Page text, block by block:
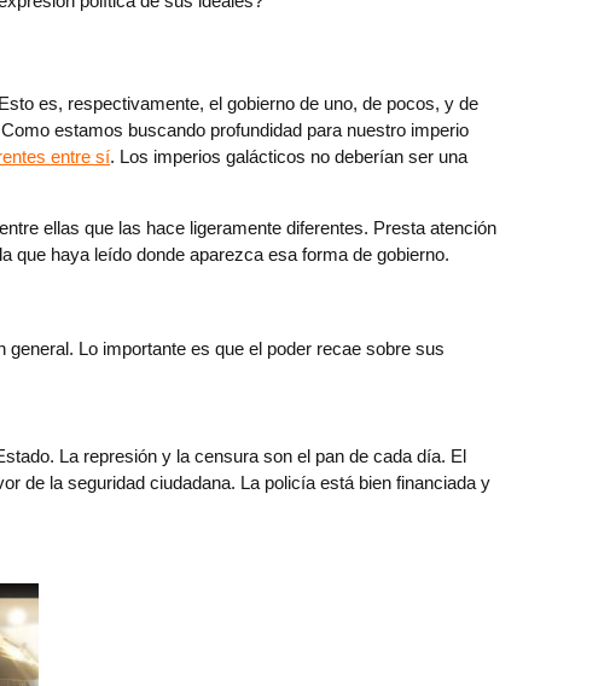
es, respectivamente, el gobierno de uno, de pocos, y de
estamos buscando profundidad para nuestro imperio
entre sí. Los imperios galácticos no deberían ser una
ellas que las hace ligeramente diferentes. Presta atención
que haya leído donde aparezca esa forma de gobierno.
Lo importante es que el poder recae sobre sus
La represión y la censura son el pan de cada día. El
de la seguridad ciudadana. La policía está bien financiada y